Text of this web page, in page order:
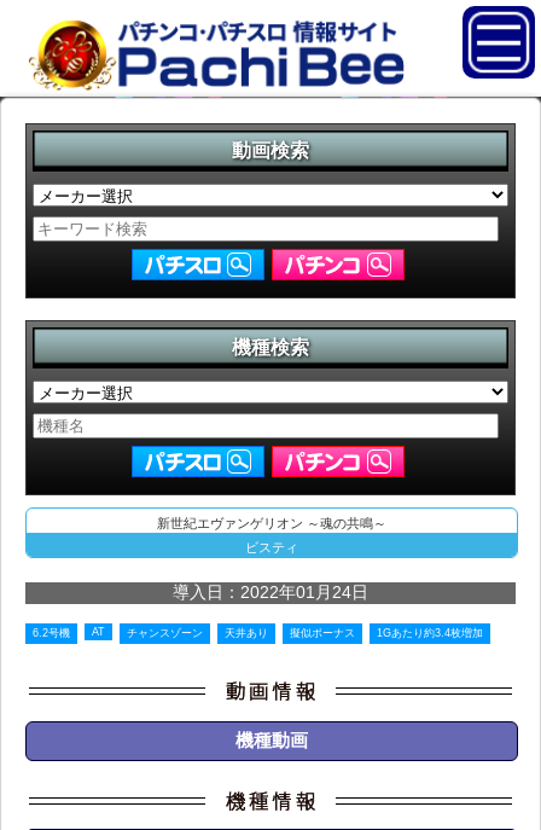
動画検索
機種検索
新世紀エヴァンゲリオン ～魂の共鳴～
ビスティ
導入日：2022年01月24日
6.2号機 AT チャンスゾーン 天井あり 擬似ボーナス 1Gあたり約3.4枚増加
機種動画